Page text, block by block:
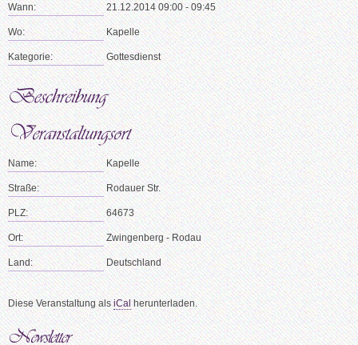
Wann: 21.12.2014 09:00 - 09:45
Wo: Kapelle
Kategorie: Gottesdienst
Name: Kapelle
Straße: Rodauer Str.
PLZ: 64673
Ort: Zwingenberg - Rodau
Land: Deutschland
Diese Veranstaltung alsiCalherunterladen.